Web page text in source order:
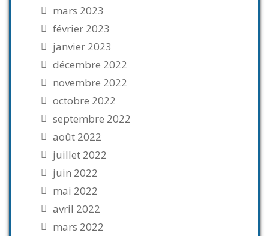
mars 2023
février 2023
janvier 2023
décembre 2022
novembre 2022
octobre 2022
septembre 2022
août 2022
juillet 2022
juin 2022
mai 2022
avril 2022
mars 2022